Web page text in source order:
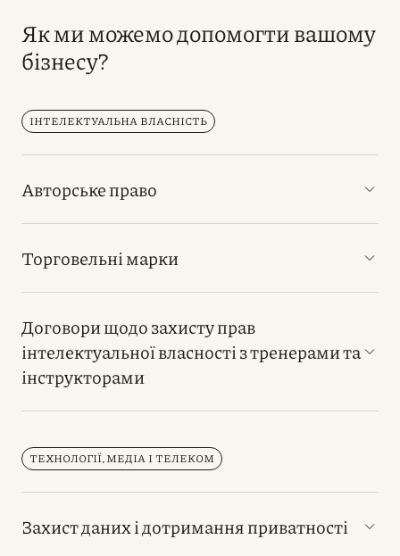
Як ми можемо допомогти вашому
бізнесу?
ІНТЕЛЕКТУАЛЬНА ВЛАСНІСТЬ
Авторське право
Торговельні марки
Договори щодо захисту прав
інтелектуальної власності з тренерами та
інструкторами
ТЕХНОЛОГІЇ, МЕДІА І ТЕЛЕКОМ
Захист даних і дотримання приватності